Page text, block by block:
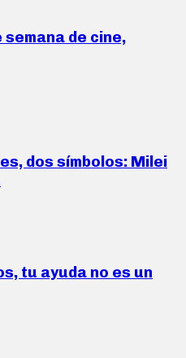
semana de cine,
dos símbolos: Milei
tu ayuda no es un